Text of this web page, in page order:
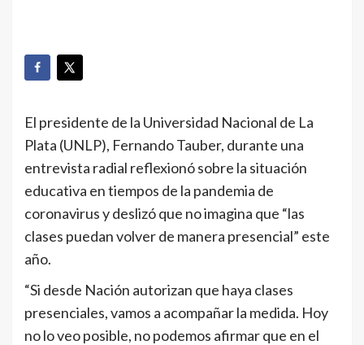
El presidente de la Universidad Nacional de La
Plata (UNLP), Fernando Tauber, durante una
entrevista radial reflexionó sobre la situación
educativa en tiempos de la pandemia de
coronavirus y deslizó que no imagina que “las
clases puedan volver de manera presencial” este
año.
“Si desde Nación autorizan que haya clases
presenciales, vamos a acompañar la medida. Hoy
no lo veo posible, no podemos afirmar que en el